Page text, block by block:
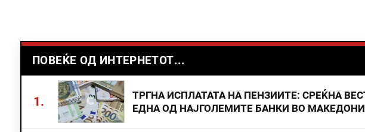
ПОВЕЌЕ ОД ИНТЕРНЕТОТ...
1.
ТРГНА ИСПЛАТАТА НА ПЕНЗИИТЕ: СРЕЌНА
ЕДНА ОД НАЈГОЛЕМИТЕ БАНКИ ВО